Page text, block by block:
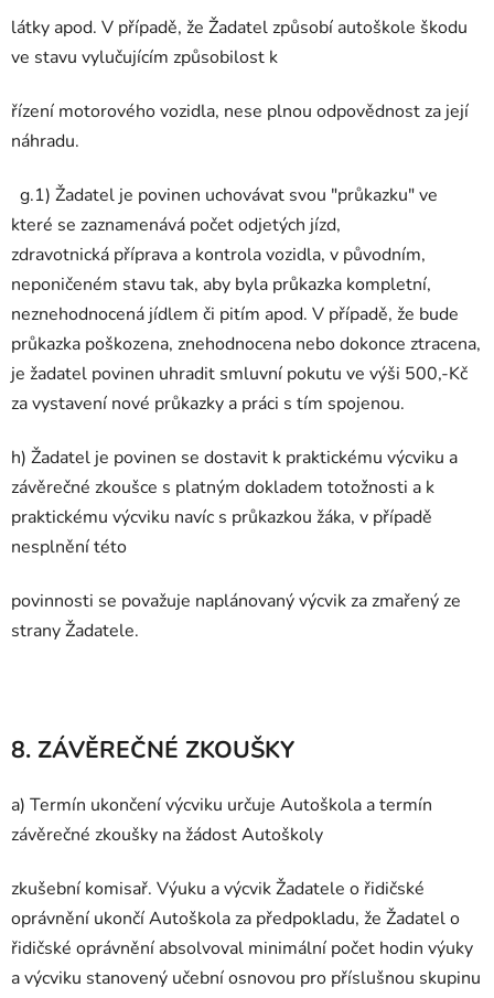
látky apod. V případě, že Žadatel způsobí autoškole škodu
ve stavu vylučujícím způsobilost k
řízení motorového vozidla, nese plnou odpovědnost za její
náhradu.
g.1) Žadatel je povinen uchovávat svou "průkazku"ve
které se zaznamenává počet odjetých jízd,
zdravotnická příprava a kontrola vozidla, v původním,
neponičeném stavu tak, aby byla průkazka kompletní,
neznehodnocená jídlem či pitím apod. V případě, že bude
průkazka poškozena, znehodnocena nebo dokonce ztracena,
je žadatel povinen uhradit smluvní pokutu ve výši 500,-Kč
za vystavení nové průkazky a práci s tím spojenou.
h) Žadatel je povinen se dostavit k praktickému výcviku a
závěrečné zkoušce s platným dokladem totožnosti a k
praktickému výcviku navíc s průkazkou žáka, v případě
nesplnění této
povinnosti se považuje naplánovaný výcvik za zmařený ze
strany Žadatele.
8. ZÁVĚREČNÉ ZKOUŠKY
a) Termín ukončení výcviku určuje Autoškola a termín
závěrečné zkoušky na žádost Autoškoly
zkušební komisař. Výuku a výcvik Žadatele o řidičské
oprávnění ukončí Autoškola za předpokladu, že Žadatel o
řidičské oprávnění absolvoval minimální počet hodin výuky
a výcviku stanovený učební osnovou pro příslušnou skupinu